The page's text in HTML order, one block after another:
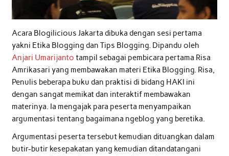
Acara Blogilicious Jakarta dibuka dengan sesi pertama
yakni Etika Blogging dan Tips Blogging. Dipandu oleh
Anjari Umarijanto tampil sebagai pembicara pertama Risa
Amrikasari yang membawakan materi Etika Blogging. Risa,
Penulis beberapa buku dan praktisi di bidang HAKI ini
dengan sangat memikat dan interaktif membawakan
materinya. Ia mengajak para peserta menyampaikan
argumentasi tentang bagaimana ngeblog yang beretika.
Argumentasi peserta tersebut kemudian dituangkan dalam
butir-butir kesepakatan yang kemudian ditandatangani